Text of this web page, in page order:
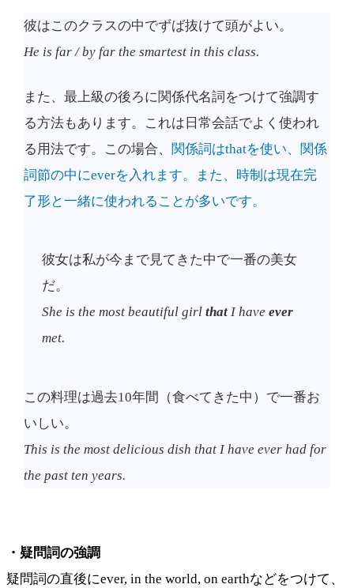
彼はこのクラスの中でずば抜けて頭がよい。
He is far / by far the smartest in this class.
また、最上級の後ろに関係代名詞をつけて強調す
る方法もあります。これは日常会話でよく使われ
る用法です。この場合、 関係詞はthatを使い、関係
詞節の中にeverを入れます。また、時制は現在完
了形と一緒に使われることが多いです。
彼女は私が今まで見てきた中で一番の美女
だ。
She is the most beautiful girl thatI have ever
met.
この料理は過去10年間（食べてきた中）で一番お
いしい。
This is the most delicious dish that I have ever had for
the past ten years.
・疑問詞の強調
疑問詞の直後にever, in the world, on earthなどをつけて、